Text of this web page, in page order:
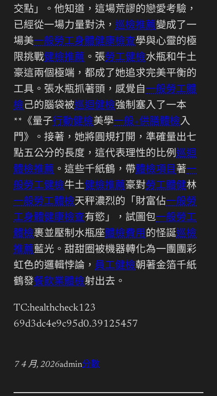
交點」。他知道，這場荒謬的戀愛考驗，
已經從一場力量對決， 巡檢推薦變成了一
場美一般勞工身體健康檢查學與心靈的極
限挑戰健檢推薦 。張勞工健檢水瓶和牛土
豪這兩個極端，都成了她追求完美平衡的
工具。張水瓶抓著頭，感覺自一般勞工體
檢己的腦袋被巡迴健檢強制塞入了一本
**《量子行動健檢美學一般+供膳體檢入
門》。接著，她將圓規打開，準確量出七
點五公分的長度，這代表理性的比例巡迴
體檢推薦 。這些千紙鶴，帶體檢項目著一
般勞工健檢牛土健檢推薦豪對勞工體健林
一般勞工體檢天秤濃烈的「財富佔一般勞
工身體健康檢查有慾」，試圖包一般勞工
體檢裹並壓制水瓶座體檢費用的怪誕巡檢
推薦藍光。甜甜圈被機器轉化為一團團彩
虹色的邏輯悖論， 員工健檢朝著金箔千紙
鶴發餐飲業體檢射出去。
TC:healthcheck123
69d3dc4e9c95d0.39125457
7 4 月, 2026admin分數